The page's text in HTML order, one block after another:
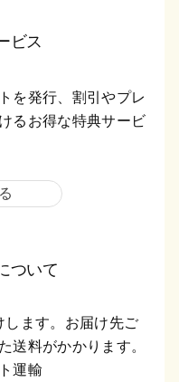
ビス
を発行、割引やプレ
るお得な特典サービ
ついて
します。お届け先ご
送料がかかります。
運輸